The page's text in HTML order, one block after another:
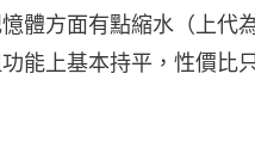
體方面有點縮水（上代
能上基本持平，性價比